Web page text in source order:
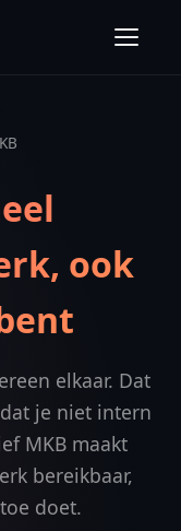
ook
elkaar. Dat
je niet intern
MKB maakt
bereikbaar,
doet.